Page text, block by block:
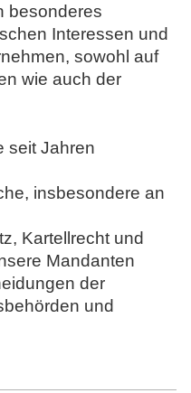
besonderes
Interessen und
sowohl auf
wie auch der
seit Jahren
insbesondere an
Kartellrecht und
Mandanten
der
und